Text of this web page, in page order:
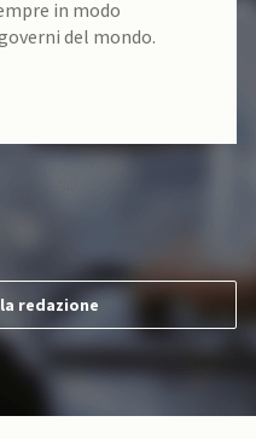
in modo
del mondo.
redazione